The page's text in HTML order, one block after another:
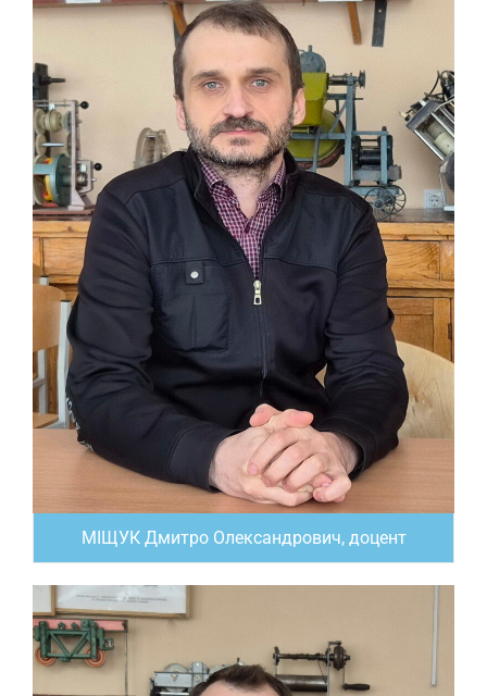
МІЩУК Дмитро Олександрович, доцент